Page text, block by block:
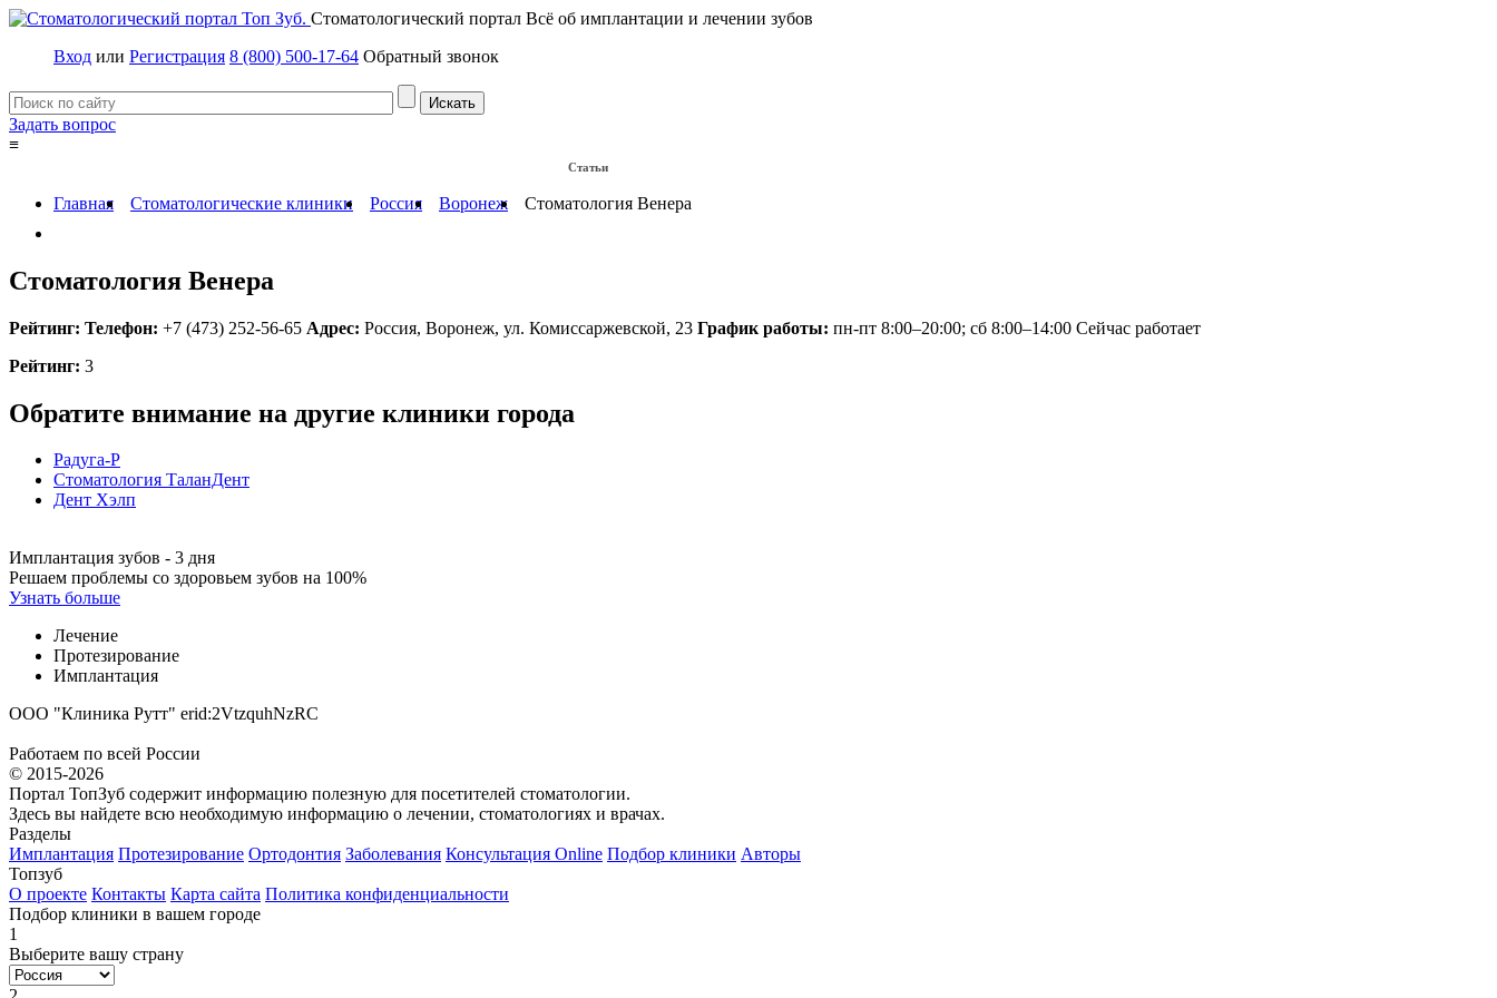
Стоматологический портал Всё об имплантации и лечении зубов
Вход или Регистрация 8 (800) 500-17-64 Обратный звонок
Задать вопрос
≡
Статьи
Главная Стоматологические клиники Россия Воронеж Стоматология Венера
Стоматология Венера
Рейтинг: Телефон: +7 (473) 252-56-65 Адрес: Россия, Воронеж, ул. Комиссаржевской, 23 График работы: пн-пт 8:00–20:00; сб 8:00–14:00 Сейчас работает
Рейтинг: 3
Обратите внимание на другие клиники города
Радуга-Р
Стоматология ТаланДент
Дент Хэлп
Имплантация зубов - 3 дня
Решаем проблемы со здоровьем зубов на 100%
Узнать больше
Лечение
Протезирование
Имплантация
ООО "Клиника Рутт" erid:2VtzquhNzRC
Работаем по всей России
© 2015-2026
Портал ТопЗуб содержит информацию полезную для посетителей стоматологии.
Здесь вы найдете всю необходимую информацию о лечении, стоматологиях и врачах.
Разделы
Имплантация Протезирование Ортодонтия Заболевания Консультация Online Подбор клиники Авторы
Топзуб
О проекте Контакты Карта сайта Политика конфиденциальности
Подбор клиники в вашем городе
1
Выберите вашу страну